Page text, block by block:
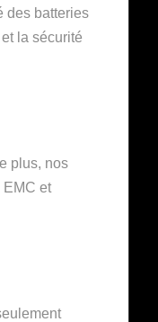
des batteries
la sécurité
plus, nos
EMC et